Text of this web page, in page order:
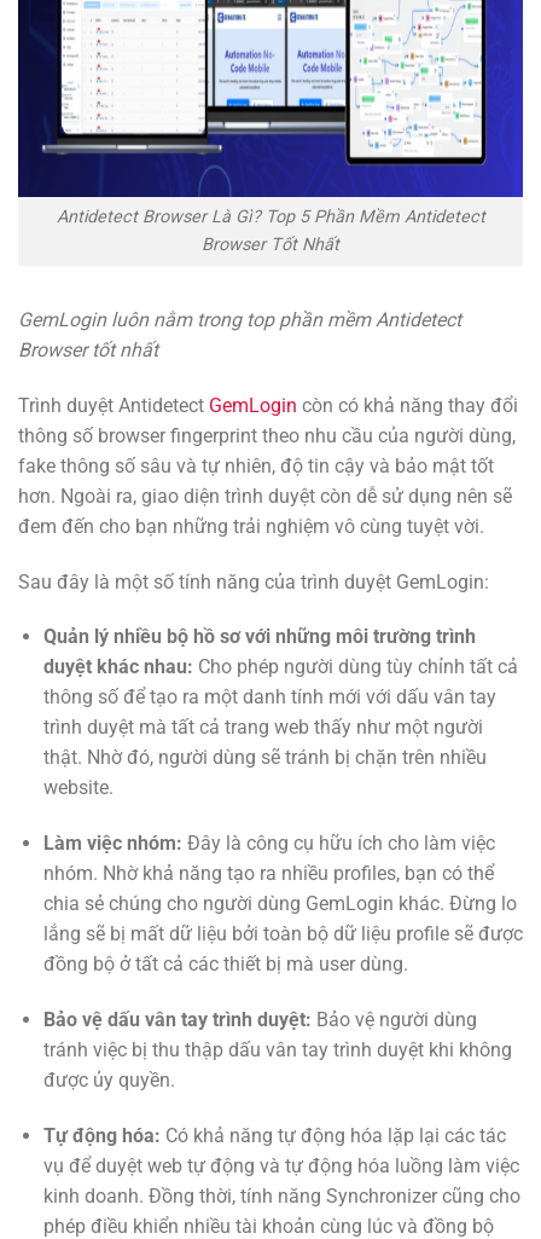
Antidetect Browser Là Gì? Top 5 Phần Mềm Antidetect
Browser Tốt Nhất
GemLogin luôn nằm trong top phần mềm Antidetect
Browser tốt nhất
Trình duyệt Antidetect GemLogin còn có khả năng thay đổi
thông số browser fingerprint theo nhu cầu của người dùng,
fake thông số sâu và tự nhiên, độ tin cậy và bảo mật tốt
hơn. Ngoài ra, giao diện trình duyệt còn dễ sử dụng nên sẽ
đem đến cho bạn những trải nghiệm vô cùng tuyệt vời.
Sau đây là một số tính năng của trình duyệt GemLogin:
Quản lý nhiều bộ hồ sơ với những môi trường trình
duyệt khác nhau: Cho phép người dùng tùy chỉnh tất cả
thông số để tạo ra một danh tính mới với dấu vân tay
trình duyệt mà tất cả trang web thấy như một người
thật. Nhờ đó, người dùng sẽ tránh bị chặn trên nhiều
website.
Làm việc nhóm: Đây là công cụ hữu ích cho làm việc
nhóm. Nhờ khả năng tạo ra nhiều profiles, bạn có thể
chia sẻ chúng cho người dùng GemLogin khác. Đừng lo
lắng sẽ bị mất dữ liệu bởi toàn bộ dữ liệu profile sẽ được
đồng bộ ở tất cả các thiết bị mà user dùng.
Bảo vệ dấu vân tay trình duyệt: Bảo vệ người dùng
tránh việc bị thu thập dấu vân tay trình duyệt khi không
được ủy quyền.
Tự động hóa: Có khả năng tự động hóa lặp lại các tác
vụ để duyệt web tự động và tự động hóa luồng làm việc
kinh doanh. Đồng thời, tính năng Synchronizer cũng cho
phép điều khiển nhiều tài khoản cùng lúc và đồng bộ